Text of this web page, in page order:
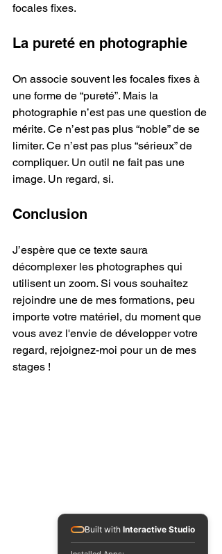
focales fixes.
La pureté en photographie
On associe souvent les focales fixes à
une forme de “pureté”. Mais la
photographie n’est pas une question de
mérite. Ce n’est pas plus “noble” de se
limiter. Ce n’est pas plus “sérieux” de
compliquer. Un outil ne fait pas une
image. Un regard, si.
Conclusion
J’espère que ce texte saura
décomplexer les photographes qui
utilisent un zoom. Si vous souhaitez
rejoindre une de mes formations, peu
importe votre matériel, du moment que
vous avez l'envie de développer votre
regard, rejoignez-moi pour un de mes
stages !
Built with Interactive Studio